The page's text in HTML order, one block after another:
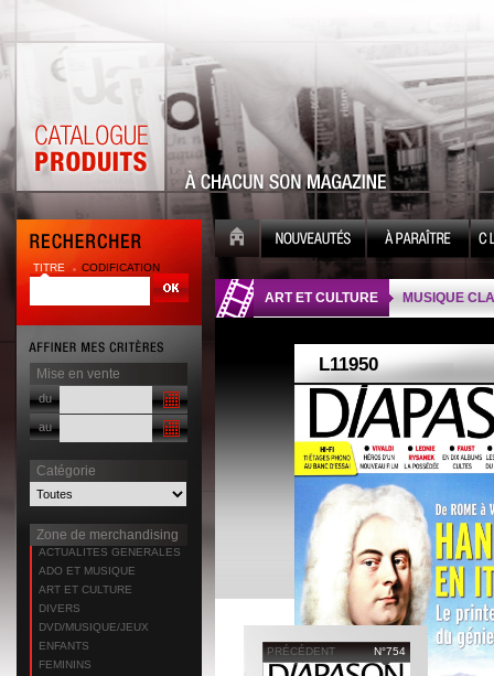
TITRE CODIFICATION
Mise en vente
du
au
Catégorie
Zone de merchandising
ACTUALITES GENERALES
ADO ET MUSIQUE
ART ET CULTURE
DIVERS
DVD/MUSIQUE/JEUX
ENFANTS
FEMININS
ART ET CULTURE MUSIQUE
PRÉCÉDENT N°754